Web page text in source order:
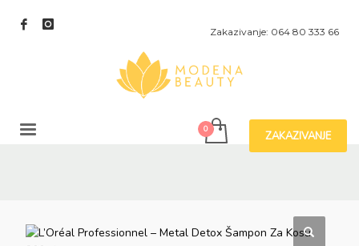
Zakazivanje: 064 80 333 66
ZAKAZIVANJE